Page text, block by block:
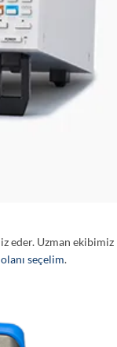
eder. Uzman ekibimiz
seçelim.